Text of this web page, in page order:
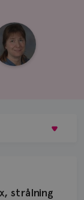
strålning